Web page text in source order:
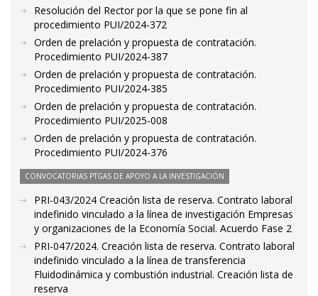
Resolución del Rector por la que se pone fin al
procedimiento PUI/2024-372
Orden de prelación y propuesta de contratación.
Procedimiento PUI/2024-387
Orden de prelación y propuesta de contratación.
Procedimiento PUI/2024-385
Orden de prelación y propuesta de contratación.
Procedimiento PUI/2025-008
Orden de prelación y propuesta de contratación.
Procedimiento PUI/2024-376
CONVOCATORIAS PTGAS DE APOYO A LA INVESTIGACIÓN
PRI-043/2024 Creación lista de reserva. Contrato laboral
indefinido vinculado a la línea de investigación Empresas
y organizaciones de la Economía Social. Acuerdo Fase 2
PRI-047/2024. Creación lista de reserva. Contrato laboral
indefinido vinculado a la línea de transferencia
Fluidodinámica y combustión industrial. Creación lista de
reserva